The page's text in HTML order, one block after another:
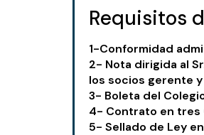
Requisitos
1-Conformidad
2- Nota dirigida al
los socios gerente
3- Boleta del
4- Contrato en tres
5- Sellado de Ley